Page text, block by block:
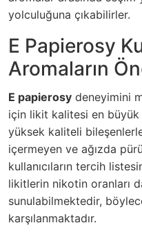
yolculuğuna çıkabilirler.
E Papierosy
Aromaların
E papierosy deneyimini
için likit kalitesi en büyük
yüksek kaliteli
içermeyen ve ağızda
kullanıcıların tercih
likitlerin nikotin oranları
sunulabilmektedir,
karşılanmaktadır.